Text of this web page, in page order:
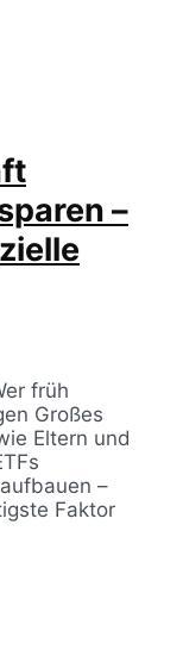
–
früh
Großes
Eltern und
–
Faktor